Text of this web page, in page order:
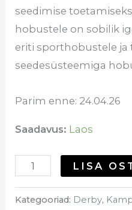
seedimise
hobustele on sobilik
eriti sporthobustele ja
seedesüsteemiga
Parim enne: 24.04.26
Saadavus: Laos
LISA
Kategooriad: Derby,